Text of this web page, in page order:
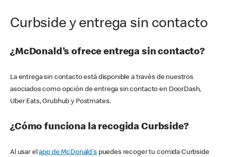
Curbside y entrega sin contacto
¿McDonald’s ofrece entrega sin contacto?
La entrega sin contacto está disponible a través de nuestros
asociados como opción de entrega sin contacto en DoorDash,
Uber Eats, Grubhub y Postmates.
¿Cómo funciona la recogida Curbside?
Al usar elapp de McDonald'spuedes recoger tu comida Curbside